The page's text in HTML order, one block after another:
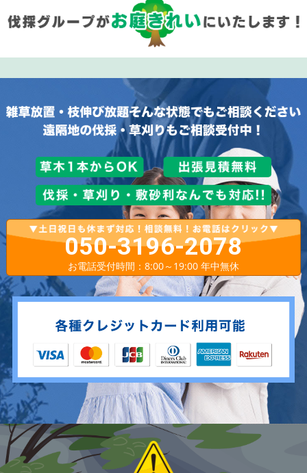
050-3196-2078
お電話受付時間：8:00～19:00 年中無休